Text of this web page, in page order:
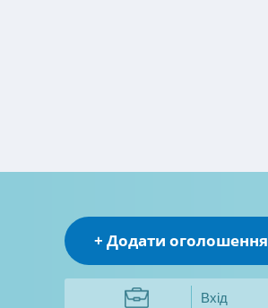
+ Додати оголошення
Вхід